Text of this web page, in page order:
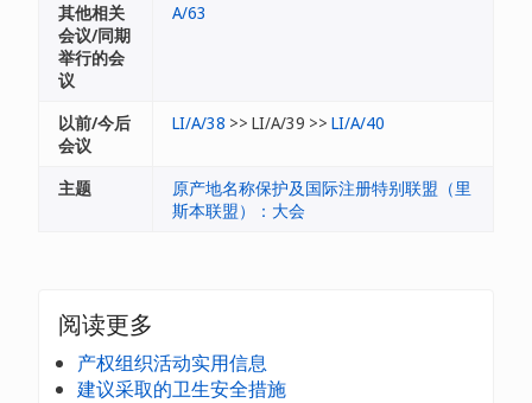
其他相关
会议/同期
举行的会
议
A/63
以前/今后
会议
LI/A/38 >> LI/A/39 >> LI/A/40
主题
原产地名称保护及国际注册特别联盟（里
斯本联盟）：大会
阅读更多
产权组织活动实用信息
建议采取的卫生安全措施